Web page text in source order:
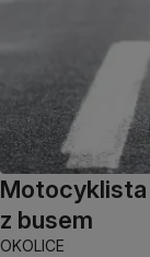
Motocyklista
z busem
OKOLICE